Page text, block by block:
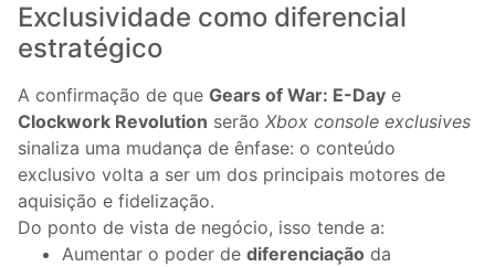
Exclusividade como diferencial
estratégico
A confirmação de que Gears of War: E-Day e
Clockwork Revolution serão Xbox console exclusives
sinaliza uma mudança de ênfase: o conteúdo
exclusivo volta a ser um dos principais motores de
aquisição e fidelização.
Do ponto de vista de negócio, isso tende a:
Aumentar o poder de diferenciação da